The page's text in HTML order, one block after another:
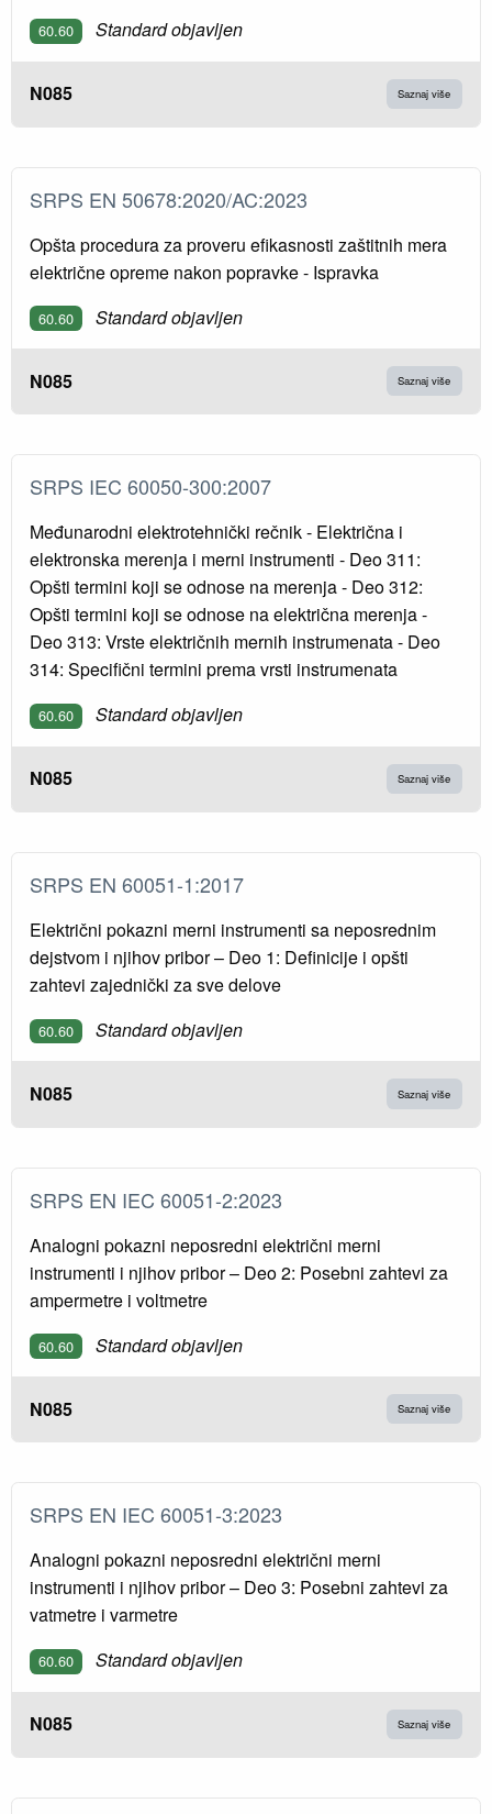
60.60 Standard objavljen
N085 Saznaj više
SRPS EN 50678:2020/AC:2023
Opšta procedura za proveru efikasnosti zaštitnih mera
električne opreme nakon popravke - Ispravka
60.60 Standard objavljen
N085 Saznaj više
SRPS IEC 60050-300:2007
Međunarodni elektrotehnički rečnik - Električna i
elektronska merenja i merni instrumenti - Deo 311:
Opšti termini koji se odnose na merenja - Deo 312:
Opšti termini koji se odnose na električna merenja -
Deo 313: Vrste električnih mernih instrumenata - Deo
314: Specifični termini prema vrsti instrumenata
60.60 Standard objavljen
N085 Saznaj više
SRPS EN 60051-1:2017
Električni pokazni merni instrumenti sa neposrednim
dejstvom i njihov pribor – Deo 1: Definicije i opšti
zahtevi zajednički za sve delove
60.60 Standard objavljen
N085 Saznaj više
SRPS EN IEC 60051-2:2023
Analogni pokazni neposredni električni merni
instrumenti i njihov pribor – Deo 2: Posebni zahtevi za
ampermetre i voltmetre
60.60 Standard objavljen
N085 Saznaj više
SRPS EN IEC 60051-3:2023
Analogni pokazni neposredni električni merni
instrumenti i njihov pribor – Deo 3: Posebni zahtevi za
vatmetre i varmetre
60.60 Standard objavljen
N085 Saznaj više